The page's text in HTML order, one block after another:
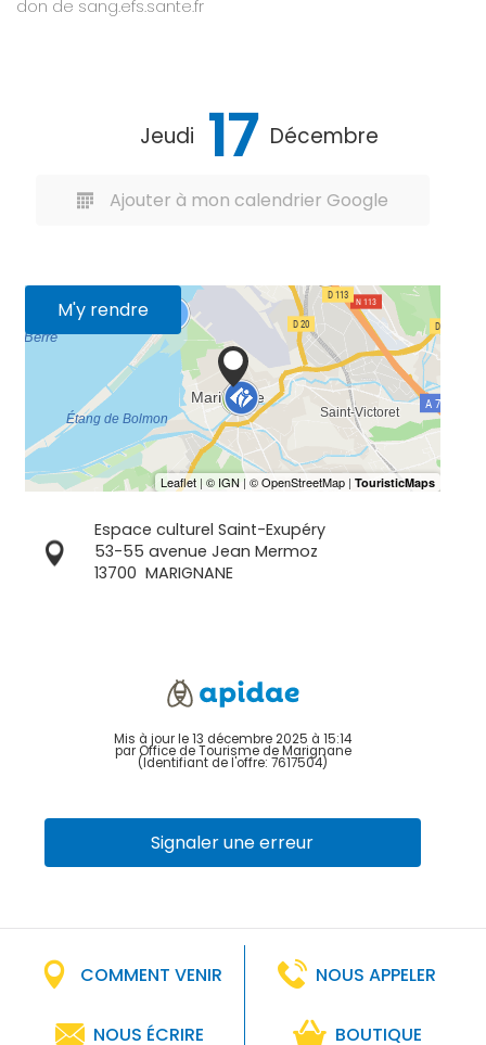
don de sang.efs.sante.fr
Jeudi 17 Décembre
Ajouter à mon calendrier Google
M'y rendre
Espace culturel Saint-Exupéry
53-55 avenue Jean Mermoz
13700 MARIGNANE
Mis à jour le 13 décembre 2025 à 15:14
par Office de Tourisme de Marignane
(Identifiant de l'offre: 7617504)
Signaler une erreur
COMMENT VENIR NOUS APPELER
NOUS ÉCRIRE BOUTIQUE